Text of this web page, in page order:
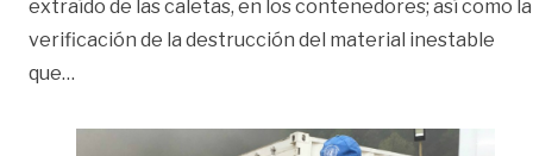
extraído de las caletas, en los contenedores; así como la
verificación de la destrucción del material inestable
que…